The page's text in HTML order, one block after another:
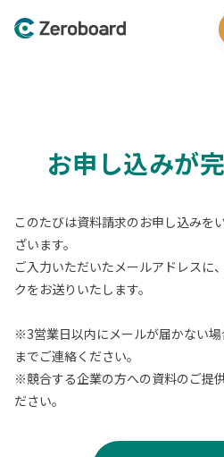
お申し込みが
このたびは資料請求のお申し込みを
ざいます。
ご入力いただいたメールアドレスに
クをお送りいたします。
※3営業日以内にメールが届かない
までご連絡ください。
※競合する企業の方への資料のご提
ださい。